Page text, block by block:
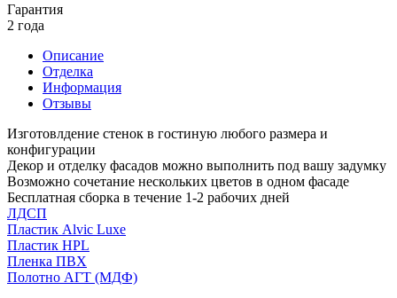
Гарантия
2 года
Описание
Отделка
Информация
Отзывы
Изготовлдение стенок в гостиную любого размера и
конфигурации
Декор и отделку фасадов можно выполнить под вашу задумку
Возможно сочетание нескольких цветов в одном фасаде
Бесплатная сборка в течение 1-2 рабочих дней
ЛДСП
Пластик Alvic Luxe
Пластик HPL
Пленка ПВХ
Полотно АГТ (МДФ)